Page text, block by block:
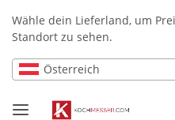
Wähle dein Lieferland, um
Standort zu sehen.
Österreich